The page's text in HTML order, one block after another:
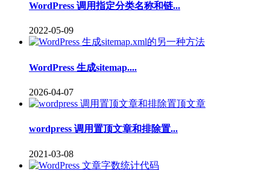
WordPress 调用指定分类名称和链...
2022-05-09
WordPress 生成sitemap....
2026-04-07
wordpress 调用置顶文章和排除置...
2021-03-08